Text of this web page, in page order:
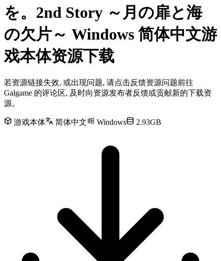
を。2nd Story ～月の扉と海
の欠片～ Windows 简体中文游
戏本体资源下载
若资源链接失效, 或出现问题, 请点击反馈资源问题前往
Galgame 的评论区, 及时向资源发布者反馈或贡献新的下载资
源。
游戏本体 简体中文 Windows 2.93GB